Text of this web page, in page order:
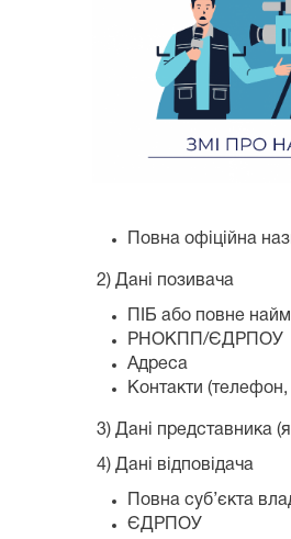
Повна офіційна
2) Дані позивача
ПІБ або повне
РНОКПП/ЄДРПОУ
Адреса
Контакти (телефон,
3) Дані представника
4) Дані відповідача
Повна суб’єкта
ЄДРПОУ